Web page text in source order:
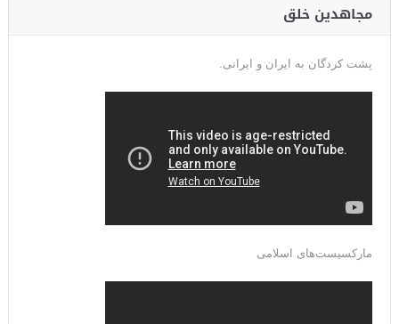
مجاهدین خلق
پشت کردگان به ایران و ایرانی.
مارکسیست‌های اسلامی